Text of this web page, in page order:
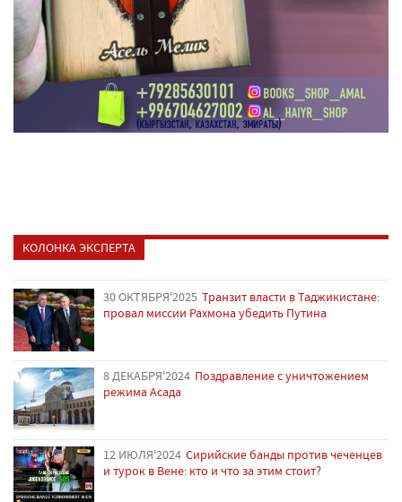
КОЛОНКА ЭКСПЕРТА
30 ОКТЯБРЯ'2025 Транзит власти в Таджикистане:
провал миссии Рахмона убедить Путина
8 ДЕКАБРЯ'2024 Поздравление с уничтожением
режима Асада
12 ИЮЛЯ'2024 Сирийские банды против чеченцев
и турок в Вене: кто и что за этим стоит?